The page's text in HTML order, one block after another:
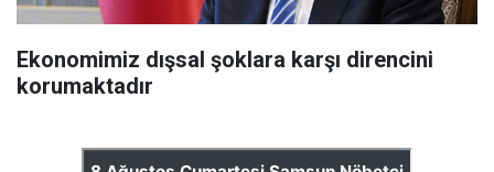
Ekonomimiz dışsal şoklara karşı direncini
korumaktadır